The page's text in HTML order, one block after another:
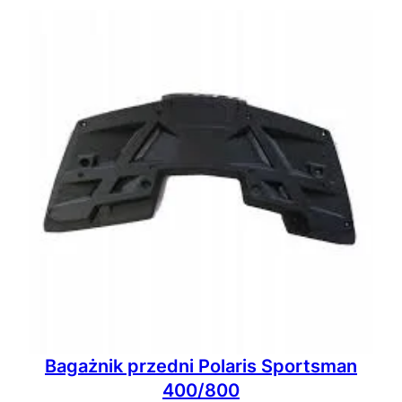
Bagażnik przedni Polaris Sportsman
400/800